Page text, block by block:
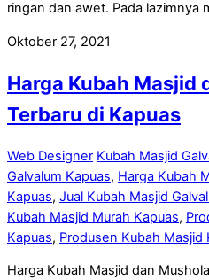
ringan dan awet. Pada lazimnya
Oktober 27, 2021
Harga Kubah Masjid
Terbaru di Kapuas
Web Designer Kubah Masjid
Galvalum Kapuas, Harga Kubah
Kapuas, Jual Kubah Masjid
Kubah Masjid Murah Kapuas,
Kapuas, Produsen Kubah Masjid
Harga Kubah Masjid dan